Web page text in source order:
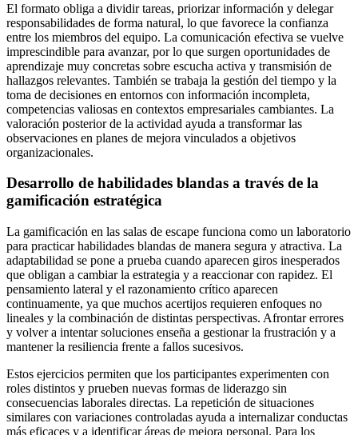
El formato obliga a dividir tareas, priorizar información y delegar
responsabilidades de forma natural, lo que favorece la confianza
entre los miembros del equipo. La comunicación efectiva se vuelve
imprescindible para avanzar, por lo que surgen oportunidades de
aprendizaje muy concretas sobre escucha activa y transmisión de
hallazgos relevantes. También se trabaja la gestión del tiempo y la
toma de decisiones en entornos con información incompleta,
competencias valiosas en contextos empresariales cambiantes. La
valoración posterior de la actividad ayuda a transformar las
observaciones en planes de mejora vinculados a objetivos
organizacionales.
Desarrollo de habilidades blandas a través de la
gamificación estratégica
La gamificación en las salas de escape funciona como un laboratorio
para practicar habilidades blandas de manera segura y atractiva. La
adaptabilidad se pone a prueba cuando aparecen giros inesperados
que obligan a cambiar la estrategia y a reaccionar con rapidez. El
pensamiento lateral y el razonamiento crítico aparecen
continuamente, ya que muchos acertijos requieren enfoques no
lineales y la combinación de distintas perspectivas. Afrontar errores
y volver a intentar soluciones enseña a gestionar la frustración y a
mantener la resiliencia frente a fallos sucesivos.
Estos ejercicios permiten que los participantes experimenten con
roles distintos y prueben nuevas formas de liderazgo sin
consecuencias laborales directas. La repetición de situaciones
similares con variaciones controladas ayuda a internalizar conductas
más eficaces y a identificar áreas de mejora personal. Para los